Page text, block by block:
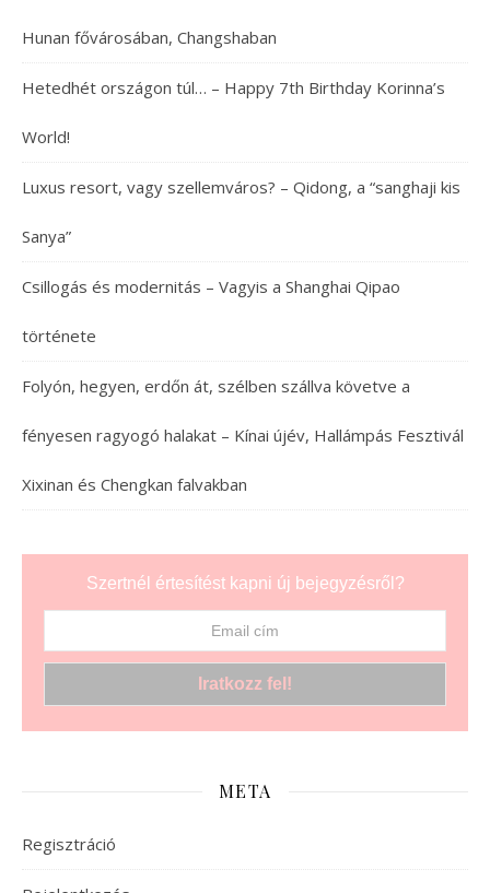
Hunan fővárosában, Changshaban
Hetedhét országon túl… – Happy 7th Birthday Korinna’s
World!
Luxus resort, vagy szellemváros? – Qidong, a “sanghaji kis
Sanya”
Csillogás és modernitás – Vagyis a Shanghai Qipao
története
Folyón, hegyen, erdőn át, szélben szállva követve a
fényesen ragyogó halakat – Kínai újév, Hallámpás Fesztivál
Xixinan és Chengkan falvakban
Szertnél értesítést kapni új bejegyzésről?
META
Regisztráció